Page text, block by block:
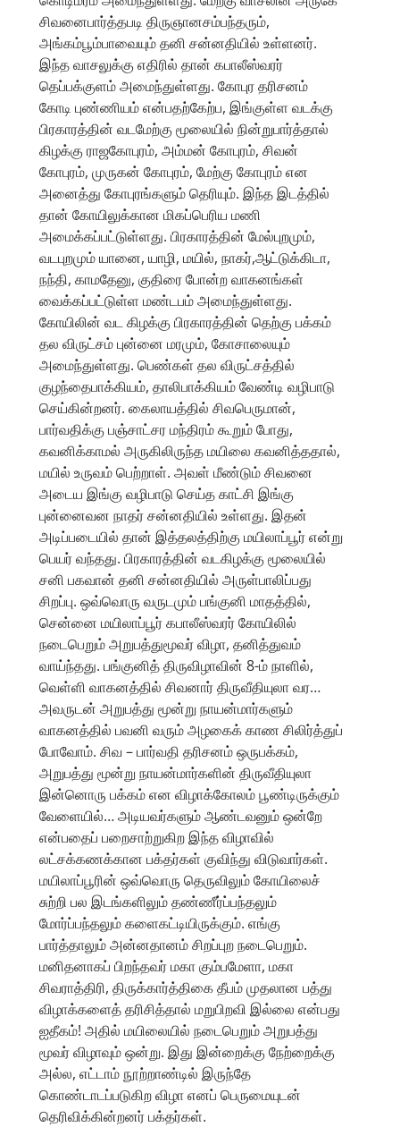
சிவனைபார்த்தபடி திருஞானசம்பந்தரும்,
அங்கம்பூம்பாவையும் தனி சன்னதியில் உள்ளனர்.
இந்த வாசலுக்கு எதிரில் தான் கபாலீஸ்வரர்
தெப்பக்குளம் அமைந்துள்ளது. கோபுர தரிசனம்
கோடி புண்ணியம் என்பதற்கேற்ப, இங்குள்ள வடக்கு
பிரகாரத்தின் வடமேற்கு மூலையில் நின்றுபார்த்தால்
கிழக்கு ராஜகோபுரம், அம்மன் கோபுரம், சிவன்
கோபுரம், முருகன் கோபுரம், மேற்கு கோபுரம் என
அனைத்து கோபுரங்களும் தெரியும். இந்த இடத்தில்
தான் கோயிலுக்கான மிகப்பெரிய மணி
அமைக்கப்பட்டுள்ளது. பிரகாரத்தின் மேல்புறமும்,
வடபுறமும் யானை, யாழி, மயில், நாகர்,ஆட்டுக்கிடா,
நந்தி, காமதேனு, குதிரை போன்ற வாகனங்கள்
வைக்கப்பட்டுள்ள மண்டபம் அமைந்துள்ளது.
கோயிலின் வட கிழக்கு பிரகாரத்தின் தெற்கு பக்கம்
தல விருட்சம் புன்னை மரமும், கோசாலையும்
அமைந்துள்ளது. பெண்கள் தல விருட்சத்தில்
குழந்தைபாக்கியம், தாலிபாக்கியம் வேண்டி வழிபாடு
செய்கின்றனர். கைலாயத்தில் சிவபெருமான்,
பார்வதிக்கு பஞ்சாட்சர மந்திரம் கூறும் போது,
கவனிக்காமல் அருகிலிருந்த மயிலை கவனித்ததால்,
மயில் உருவம் பெற்றாள். அவள் மீண்டும் சிவனை
அடைய இங்கு வழிபாடு செய்த காட்சி இங்கு
புன்னைவன நாதர் சன்னதியில் உள்ளது. இதன்
அடிப்படையில் தான் இத்தலத்திற்கு மயிலாப்பூர் என்று
பெயர் வந்தது. பிரகாரத்தின் வடகிழக்கு மூலையில்
சனி பகவான் தனி சன்னதியில் அருள்பாலிப்பது
சிறப்பு. ஒவ்வொரு வருடமும் பங்குனி மாதத்தில்,
சென்னை மயிலாப்பூர் கபாலீஸ்வரர் கோயிலில்
நடைபெறும் அறுபத்துமூவர் விழா, தனித்துவம்
வாய்ந்தது. பங்குனித் திருவிழாவின் 8-ம் நாளில்,
வெள்ளி வாகனத்தில் சிவனார் திருவீதியுலா வர…
அவருடன் அறுபத்து மூன்று நாயன்மார்களும்
வாகனத்தில் பவனி வரும் அழகைக் காண சிலிர்த்துப்
போவோம். சிவ – பார்வதி தரிசனம் ஒருபக்கம்,
அறுபத்து மூன்று நாயன்மார்களின் திருவீதியுலா
இன்னொரு பக்கம் என விழாக்கோலம் பூண்டிருக்கும்
வேளையில்… அடியவர்களும் ஆண்டவனும் ஒன்றே
என்பதைப் பறைசாற்றுகிற இந்த விழாவில்
லட்சக்கணக்கான பக்தர்கள் குவிந்து விடுவார்கள்.
மயிலாப்பூரின் ஒவ்வொரு தெருவிலும் கோயிலைச்
சுற்றி பல இடங்களிலும் தண்ணீர்ப்பந்தலும்
மோர்ப்பந்தலும் களைகட்டியிருக்கும். எங்கு
பார்த்தாலும் அன்னதானம் சிறப்புற நடைபெறும்.
மனிதனாகப் பிறந்தவர் மகா கும்பமேளா, மகா
சிவராத்திரி, திருக்கார்த்திகை தீபம் முதலான பத்து
விழாக்களைத் தரிசித்தால் மறுபிறவி இல்லை என்பது
ஐதீகம்! அதில் மயிலையில் நடைபெறும் அறுபத்து
மூவர் விழாவும் ஒன்று. இது இன்றைக்கு நேற்றைக்கு
அல்ல, எட்டாம் நூற்றாண்டில் இருந்தே
கொண்டாடப்படுகிற விழா எனப் பெருமையுடன்
தெரிவிக்கின்றனர் பக்தர்கள்.